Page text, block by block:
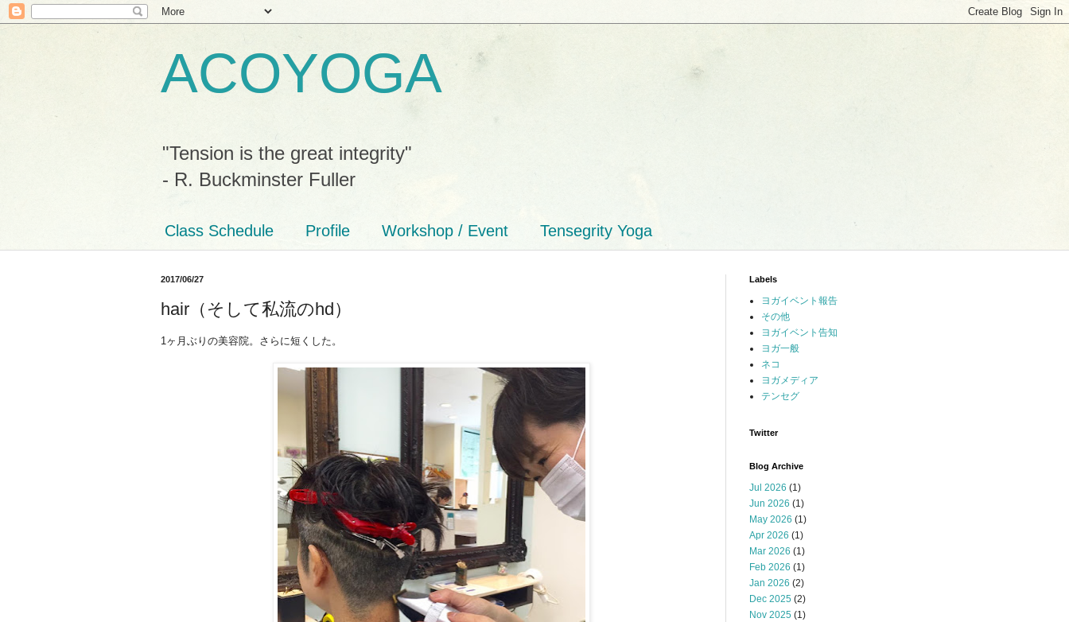
ACOYOGA
"Tension is the great integrity"
- R. Buckminster Fuller
Class Schedule Profile Workshop / Event Tensegrity Yoga
2017/06/27
hair（そして私流のhd）
1ヶ月ぶりの美容院。さらに短くした。
Labels
ヨガイベント報告
その他
ヨガイベント告知
ヨガ一般
ネコ
ヨガメディア
テンセグ
Twitter
Blog Archive
Jul 2026 (1)
Jun 2026 (1)
May 2026 (1)
Apr 2026 (1)
Mar 2026 (1)
Feb 2026 (1)
Jan 2026 (2)
Dec 2025 (2)
Nov 2025 (1)